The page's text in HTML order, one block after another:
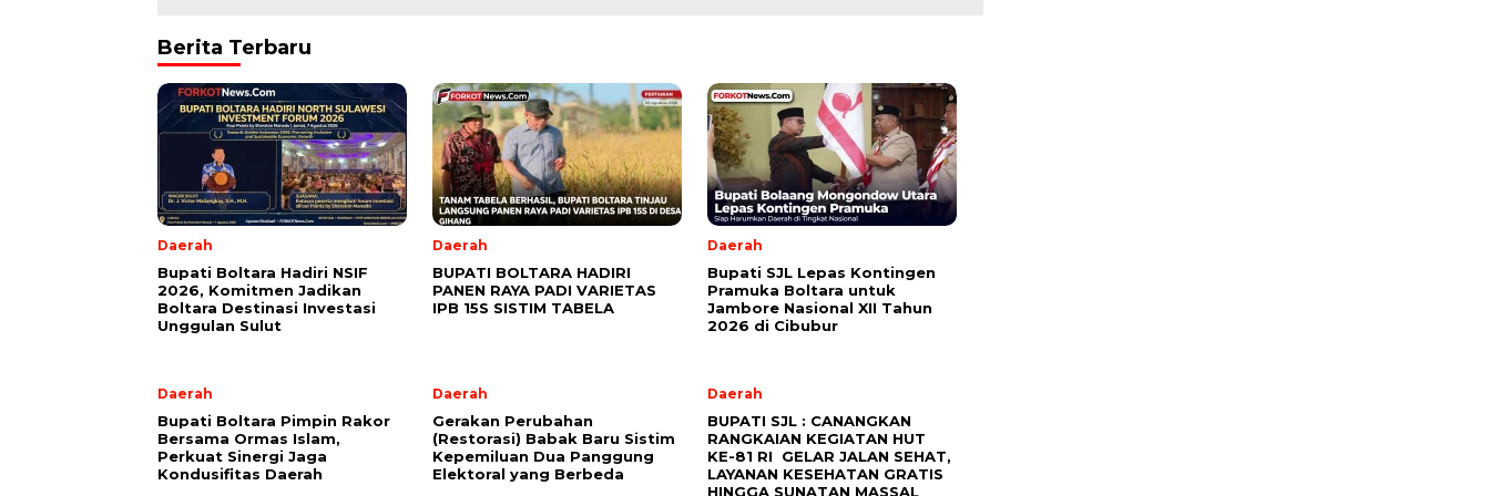
Berita Terbaru
Daerah
Bupati Boltara Hadiri NSIF
2026, Komitmen Jadikan
Boltara Destinasi Investasi
Unggulan Sulut
Daerah
BUPATI BOLTARA HADIRI
PANEN RAYA PADI VARIETAS
IPB 15S SISTIM TABELA
Daerah
Bupati SJL Lepas Kontingen
Pramuka Boltara untuk
Jambore Nasional XII Tahun
2026 di Cibubur
Daerah
Bupati Boltara Pimpin Rakor
Bersama Ormas Islam,
Perkuat Sinergi Jaga
Kondusifitas Daerah
Daerah
Gerakan Perubahan
(Restorasi) Babak Baru Sistim
Kepemiluan Dua Panggung
Elektoral yang Berbeda
Daerah
BUPATI SJL : CANANGKAN
RANGKAIAN KEGIATAN HUT
KE-81 RI GELAR JALAN SEHAT,
LAYANAN KESEHATAN GRATIS
HINGGA SUNATAN MASSAL